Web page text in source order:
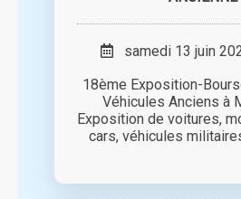
samedi 13 juin
18ème Exposition-
Véhicules Anciens à
Exposition de voitures,
cars, véhicules